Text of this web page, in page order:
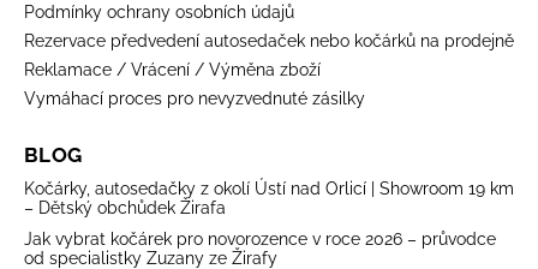
Podmínky ochrany osobních údajů
Rezervace předvedení autosedaček nebo kočárků na prodejně
Reklamace / Vrácení / Výměna zboží
Vymáhací proces pro nevyzvednuté zásilky
BLOG
Kočárky, autosedačky z okolí Ústí nad Orlicí | Showroom 19 km
– Dětský obchůdek Žirafa
Jak vybrat kočárek pro novorozence v roce 2026 – průvodce
od specialistky Zuzany ze Žirafy